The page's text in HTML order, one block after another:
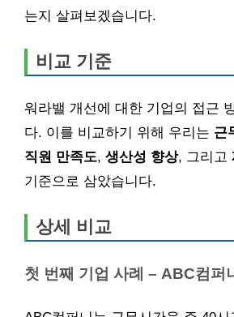
는지 살펴보겠습니다.
비교 기준
워라밸 개선에 대한 기업의 접근
다. 이를 비교하기 위해 우리는 근
직원 만족도, 생산성 향상, 그리고
기준으로 삼았습니다.
상세 비교
첫 번째 기업 사례 – ABC컴퍼